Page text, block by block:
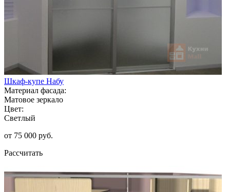
Шкаф-купе Набу
Материал фасада:
Матовое зеркало
Цвет:
Светлый
от 75 000 руб.
Рассчитать